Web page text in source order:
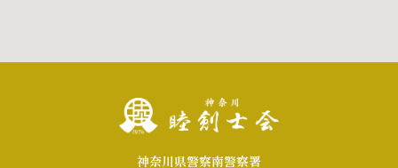
神奈川県警察南警察署